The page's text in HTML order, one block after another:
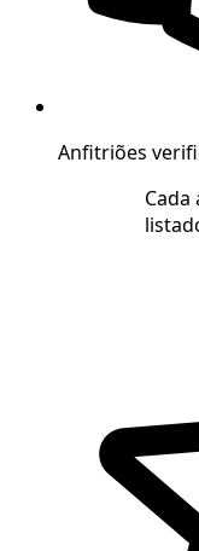
Anfitriões